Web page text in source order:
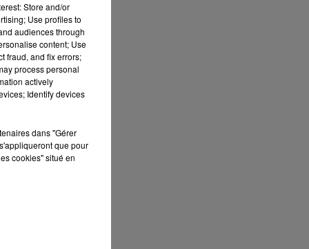
Store and/or
Use profiles to
audiences through
content; Use
fraud, and fix errors;
process personal
actively
Identify devices
dans "Gérer
que pour
cookies" situé en